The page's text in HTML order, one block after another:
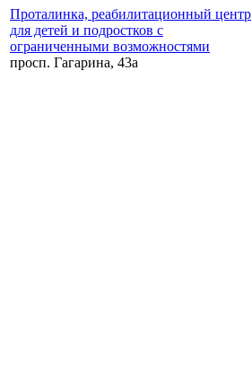
Проталинка, реабилитационный центр
для детей и подростков с
ограниченными возможностями
просп. Гагарина, 43а